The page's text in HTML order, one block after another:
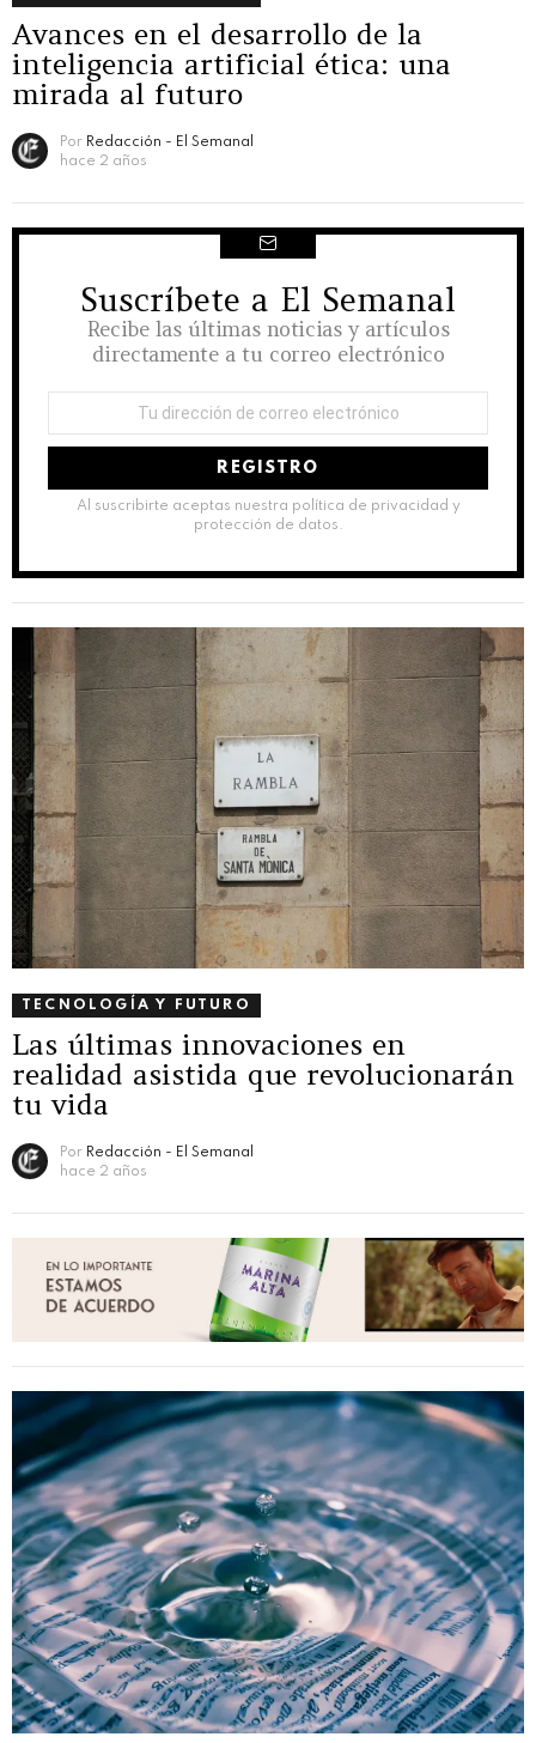
Avances en el desarrollo de la
inteligencia artificial ética: una
mirada al futuro
Por Redacción - El Semanal
hace 2 años
NEWSLETTER
Suscríbete a El Semanal
Recibe las últimas noticias y artículos
directamente a tu correo electrónico
correo
Al suscribirte aceptas nuestra política de privacidad y
protección de datos.
TECNOLOGÍA Y FUTURO
Las últimas innovaciones en
realidad asistida que revolucionarán
tu vida
Por Redacción - El Semanal
hace 2 años